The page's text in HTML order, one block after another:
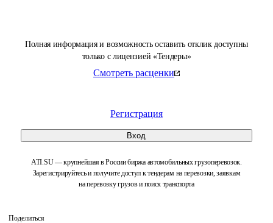
Полная информация и возможность оставить отклик доступны
только с лицензией «Тендеры»
Смотреть расценки
Регистрация
Вход
ATI.SU — крупнейшая в России биржа автомобильных грузоперевозок.
Зарегистрируйтесь и получите доступ к тендерам на перевозки, заявкам
на перевозку грузов и поиск транспорта
Поделиться